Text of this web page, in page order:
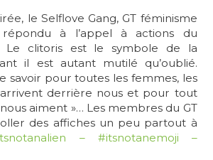
le Selflove Gang, GT féminisme
à l’appel à actions du
Le clitoris est le symbole de la
il est autant mutilé qu’oublié.
savoir pour toutes les femmes, les
derrière nous et pour tout
aiment »… Les membres du GT
des affiches un peu partout à
– #itsnotanemoji –